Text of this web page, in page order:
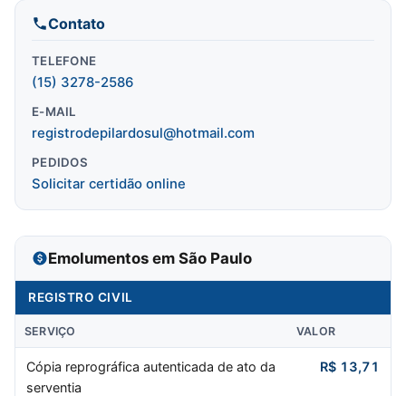
Contato
TELEFONE
(15) 3278-2586
E-MAIL
registrodepilardosul@hotmail.com
PEDIDOS
Solicitar certidão online
Emolumentos em São Paulo
REGISTRO CIVIL
SERVIÇO VALOR
Cópia reprográfica autenticada de ato da
serventia
R$ 13,71